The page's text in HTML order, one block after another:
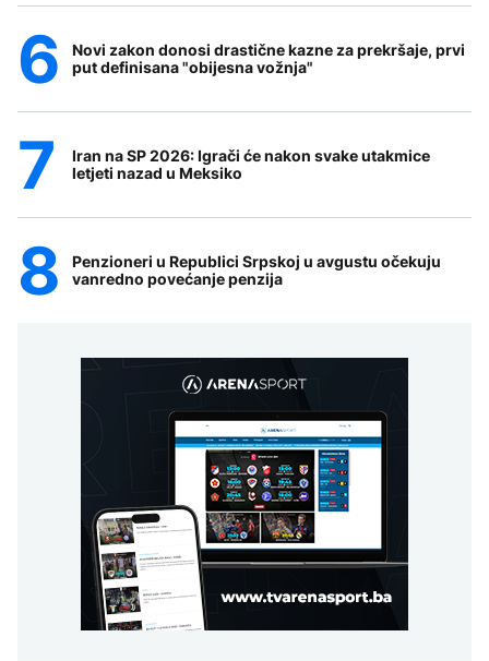
Novi zakon donosi drastične kazne za prekršaje, prvi
put definisana "obijesna vožnja"
Iran na SP 2026: Igrači će nakon svake utakmice
letjeti nazad u Meksiko
Penzioneri u Republici Srpskoj u avgustu očekuju
vanredno povećanje penzija